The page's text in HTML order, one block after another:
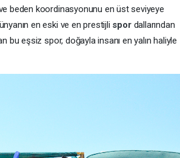
beden koordinasyonunu en üst seviyeye
en eski ve en prestijli spor dallarından
bu eşsiz spor, doğayla insanı en yalın haliyle